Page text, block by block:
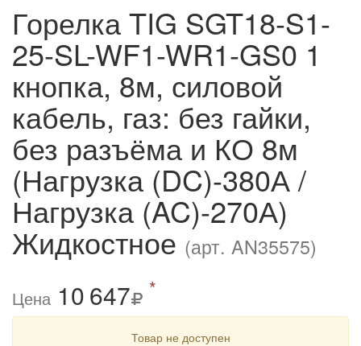
Горелка TIG SGT18-S1-
25-SL-WF1-WR1-GS0 1
кнопка, 8м, силовой
кабель, газ: без гайки,
без разъёма и КО 8м
(Нагрузка (DC)-380А /
Нагрузка (AC)-270А)
Жидкостное (арт. AN35575)
Цена 10647 *
Товар не доступен